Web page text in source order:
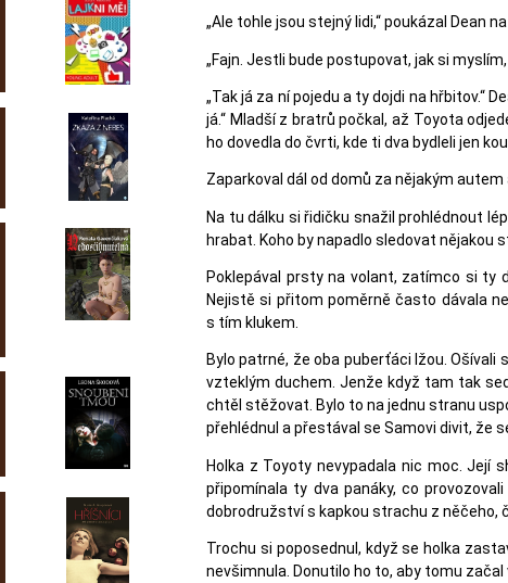
„Ale tohle jsou stejný lidi,“ poukázal Dean
„Fajn. Jestli bude postupovat, jak si
„Tak já za ní pojedu a ty dojdi na hřbitov.“
já.“ Mladší z bratrů počkal, až Toyota
ho dovedla do čvrti, kde ti dva bydleli jen
Zaparkoval dál od domů za nějakým
Na tu dálku si řidičku snažil prohlédnout
hrabat. Koho by napadlo sledovat nějakou
Poklepával prsty na volant, zatímco si ty
Nejistě si přitom poměrně často dávala
s tím klukem.
Bylo patrné, že oba puberťáci lžou. Ošívali
vzteklým duchem. Jenže když tam tak
chtěl stěžovat. Bylo to na jednu stranu
přehlédnul a přestával se Samovi divit, že
Holka z Toyoty nevypadala nic moc. Její
připomínala ty dva panáky, co
dobrodružství s kapkou strachu z něčeho,
Trochu si poposednul, když se holka
nevšimnula. Donutilo ho to, aby tomu